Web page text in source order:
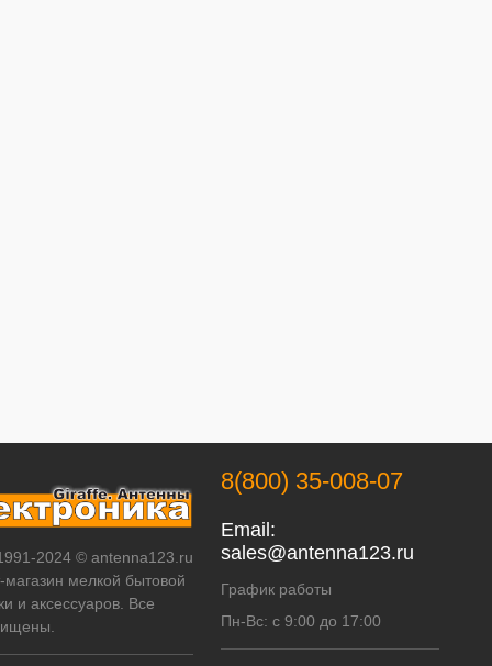
2024 © antenna123.ru
магазин мелкой бытовой
и аксессуаров. Все
8(800) 35-008-07
Email:
sales@antenna123.ru
График работы
Пн-Вс: с 9:00 до 17:00